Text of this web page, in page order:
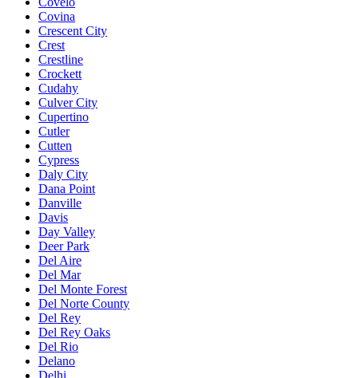
Covina
Crescent City
Crest
Crestline
Crockett
Cudahy
Culver City
Cupertino
Cutler
Cutten
Cypress
Daly City
Dana Point
Danville
Davis
Day Valley
Deer Park
Del Aire
Del Mar
Del Monte Forest
Del Norte County
Del Rey
Del Rey Oaks
Del Rio
Delano
Delhi